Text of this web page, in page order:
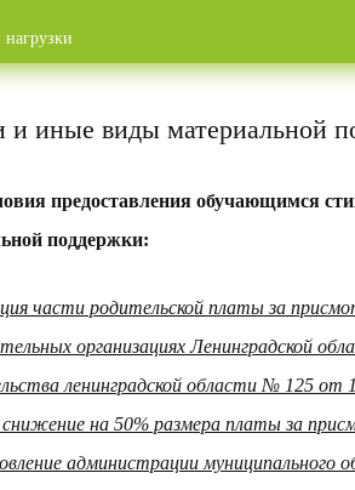
и иные виды материальной
предоставления обучающимся
поддержки:
части родительской платы за
организациях Ленинградской
ленинградской области № 125 от
на 50% размера платы за
администрации муниципального